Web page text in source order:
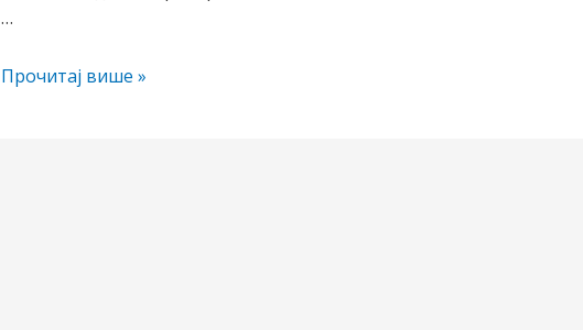
…
ОРАО
Прочитај више »